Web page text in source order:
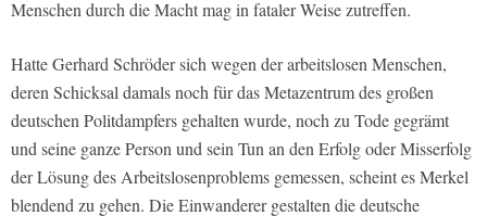
Menschen durch die Macht mag in fataler Weise zutreffen.
Hatte Gerhard Schröder sich wegen der arbeitslosen Menschen,
deren Schicksal damals noch für das Metazentrum des großen
deutschen Politdampfers gehalten wurde, noch zu Tode gegrämt
und seine ganze Person und sein Tun an den Erfolg oder Misserfolg
der Lösung des Arbeitslosenproblems gemessen, scheint es Merkel
blendend zu gehen. Die Einwanderer gestalten die deutsche